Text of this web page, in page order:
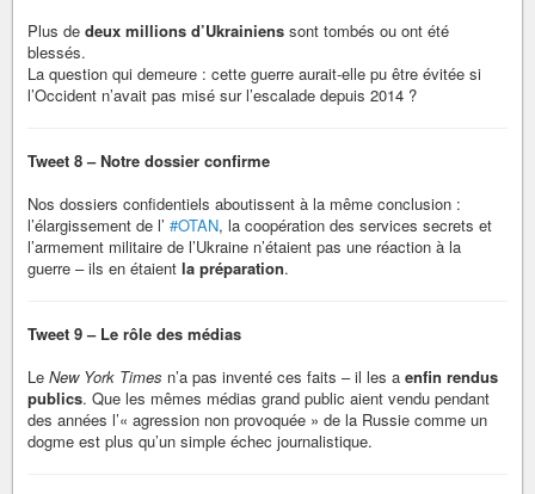
Plus de deux millions d’Ukrainiens sont tombés ou ont été
blessés.
La question qui demeure : cette guerre aurait-elle pu être évitée si
l’Occident n’avait pas misé sur l’escalade depuis 2014 ?
Tweet 8 – Notre dossier confirme
Nos dossiers confidentiels aboutissent à la même conclusion :
l’élargissement de l’ #OTAN, la coopération des services secrets et
l’armement militaire de l’Ukraine n’étaient pas une réaction à la
guerre – ils en étaient la préparation.
Tweet 9 – Le rôle des médias
Le New York Times n’a pas inventé ces faits – il les a enfin rendus
publics. Que les mêmes médias grand public aient vendu pendant
des années l’« agression non provoquée » de la Russie comme un
dogme est plus qu’un simple échec journalistique.